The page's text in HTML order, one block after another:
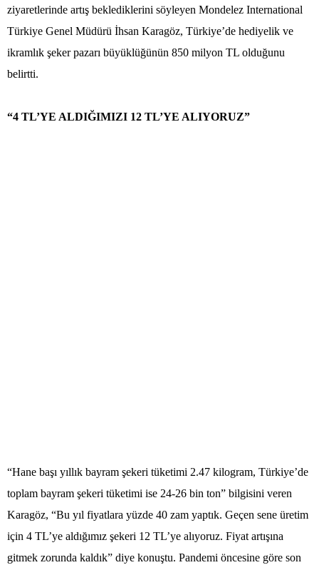
ziyaretlerinde artış beklediklerini söyleyen Mondelez International
Türkiye Genel Müdürü İhsan Karagöz, Türkiye’de hediyelik ve
ikramlık şeker pazarı büyüklüğünün 850 milyon TL olduğunu
belirtti.
“4 TL’YE ALDIĞIMIZI 12 TL’YE ALIYORUZ”
“Hane başı yıllık bayram şekeri tüketimi 2.47 kilogram, Türkiye’de
toplam bayram şekeri tüketimi ise 24-26 bin ton” bilgisini veren
Karagöz, “Bu yıl fiyatlara yüzde 40 zam yaptık. Geçen sene üretim
için 4 TL’ye aldığımız şekeri 12 TL’ye alıyoruz. Fiyat artışına
gitmek zorunda kaldık” diye konuştu. Pandemi öncesine göre son